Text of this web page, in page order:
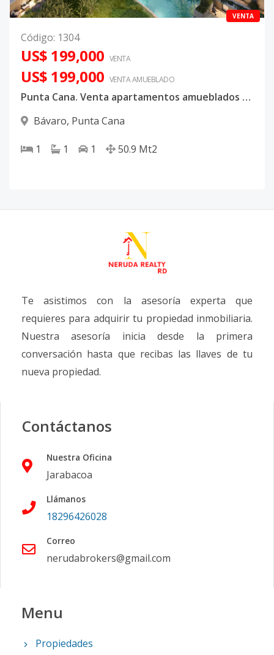
VENTA
Código: 1304
US$ 199,000 VENTA
US$ 199,000 VENTA AMUEBLADO
Punta Cana. Venta apartamentos amueblados en complejo con 16 piscinas River Island
Bávaro, Punta Cana
1 1 1 50.9 Mt2
Te asistimos con la asesoría experta que
requieres para adquirir tu propiedad inmobiliaria.
Nuestra asesoría inicia desde la primera
conversación hasta que recibas las llaves de tu
nueva propiedad.
Contáctanos
Nuestra Oficina
Jarabacoa
Llámanos
18296426028
Correo
nerudabrokers@gmail.com
Menu
Propiedades